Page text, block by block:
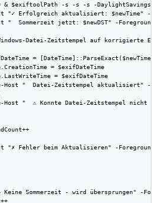
& $exiftoolPath -s -s -s -DaylightSavings
"✓ Erfolgreich aktualisiert: $newTime" -
"  Sommerzeit jetzt: $newDST" -
Datei-Zeitstempel auf korrigierte
= [DateTime]::ParseExact($newTime,
= $exifDateTime
= $exifDateTime
Host "  Datei-Zeitstempel aktualisiert" -
Host "  ⚠ Konnte Datei-Zeitstempel nicht
"✗ Fehler beim Aktualisieren" -
Keine Sommerzeit - wird übersprungen" -